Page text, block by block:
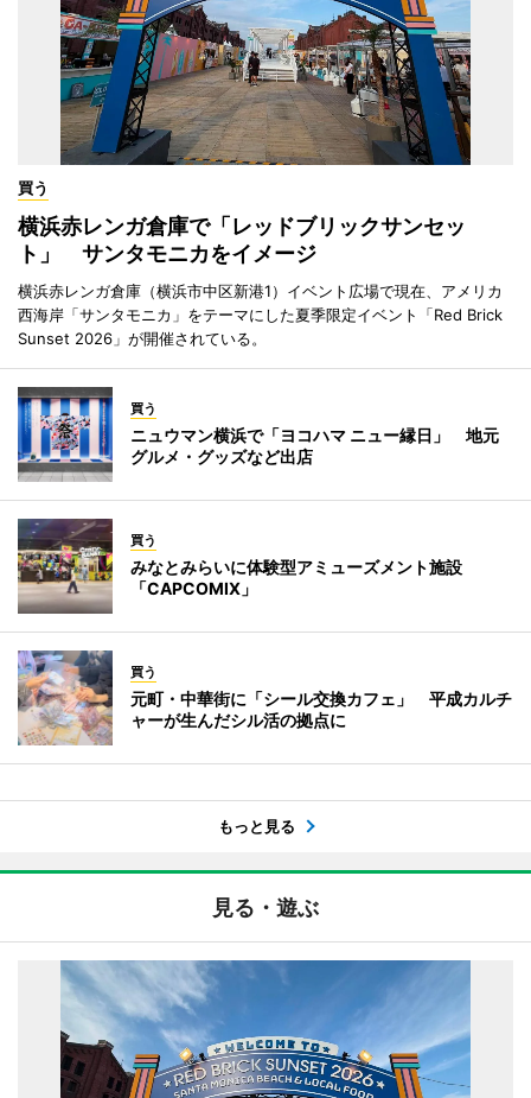
買う
横浜赤レンガ倉庫で「レッドブリックサンセッ
ト」 サンタモニカをイメージ
横浜赤レンガ倉庫（横浜市中区新港1）イベント広場で現在、アメリカ
西海岸「サンタモニカ」をテーマにした夏季限定イベント「Red Brick
Sunset 2026」が開催されている。
買う
ニュウマン横浜で「ヨコハマ ニュー縁日」 地元
グルメ・グッズなど出店
買う
みなとみらいに体験型アミューズメント施設
「CAPCOMIX」
買う
元町・中華街に「シール交換カフェ」 平成カルチ
ャーが生んだシル活の拠点に
もっと見る
見る・遊ぶ